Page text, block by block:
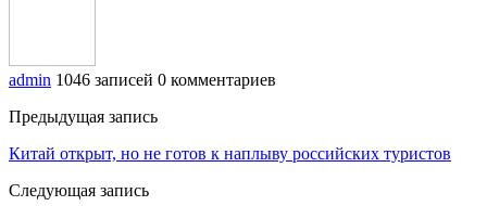
admin 1046 записей 0 комментариев
Предыдущая запись
Китай открыт, но не готов к наплыву российских туристов
Следующая запись